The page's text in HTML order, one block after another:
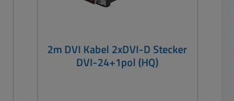
2m DVI Kabel 2xDVI-D Stecker
DVI-24+1pol (HQ)